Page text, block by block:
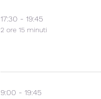
17:30 - 19:45
2 ore 15 minuti
9:00 - 19:45